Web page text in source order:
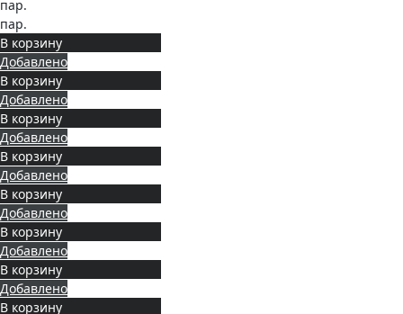
пар.
пар.
В корзину
Добавлено
В корзину
Добавлено
В корзину
Добавлено
В корзину
Добавлено
В корзину
Добавлено
В корзину
Добавлено
В корзину
Добавлено
В корзину